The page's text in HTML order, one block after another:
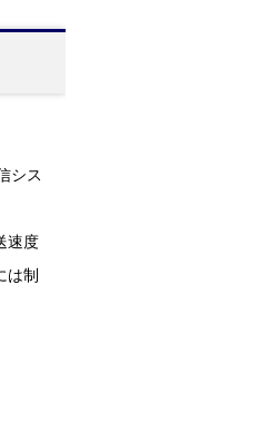
シス
速度
は制